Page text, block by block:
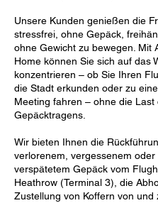
Unsere Kunden genießen die
stressfrei, ohne Gepäck,
ohne Gewicht zu bewegen. Mit
Home können Sie sich auf das
konzentrieren – ob Sie Ihren
die Stadt erkunden oder zu
Meeting fahren – ohne die Last
Gepäcktragens.
Wir bieten Ihnen die
verlorenem, vergessenem oder
verspätetem Gepäck vom
Heathrow (Terminal 3), die
Zustellung von Koffern von und